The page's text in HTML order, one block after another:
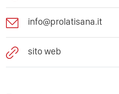
info@prolatisana.it
sito web